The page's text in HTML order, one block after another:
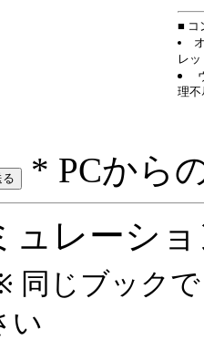
■ コ
レ
理
* PCから
ュレーシ
同じブック
い